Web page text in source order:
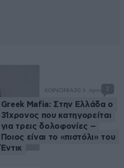
ΚΟΙΝΩΝΙΑ30 λ. πριν 2
Greek Mafia: Στην Ελλάδα ο
31χρονος που κατηγορείται
για τρεις δολοφονίες –
Ποιος είναι το «πιστόλι» του
Έντικ